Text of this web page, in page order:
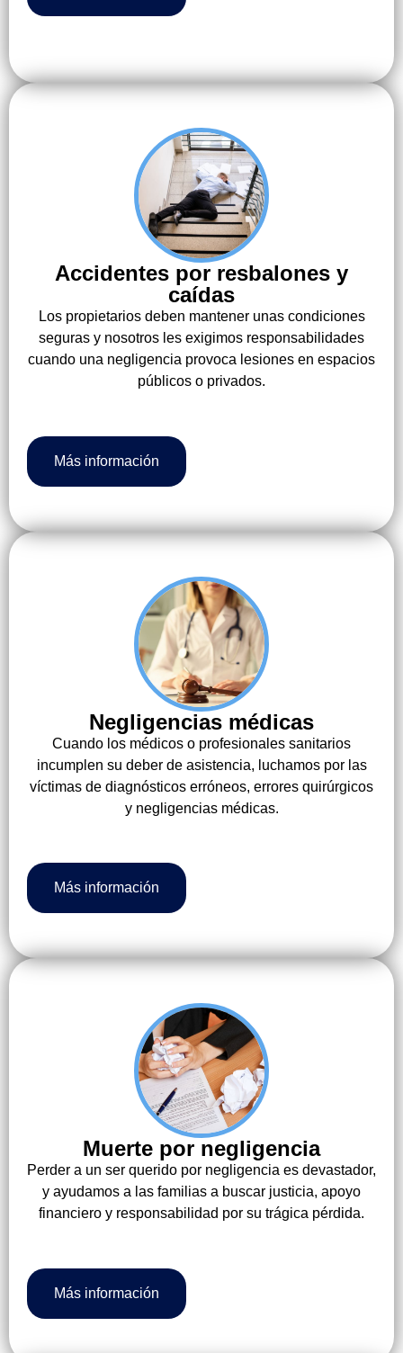
Accidentes por resbalones y
caídas
Los propietarios deben mantener unas condiciones
seguras y nosotros les exigimos responsabilidades
cuando una negligencia provoca lesiones en espacios
públicos o privados.
Más información
Negligencias médicas
Cuando los médicos o profesionales sanitarios
incumplen su deber de asistencia, luchamos por las
víctimas de diagnósticos erróneos, errores quirúrgicos
y negligencias médicas.
Más información
Muerte por negligencia
Perder a un ser querido por negligencia es devastador,
y ayudamos a las familias a buscar justicia, apoyo
financiero y responsabilidad por su trágica pérdida.
Más información